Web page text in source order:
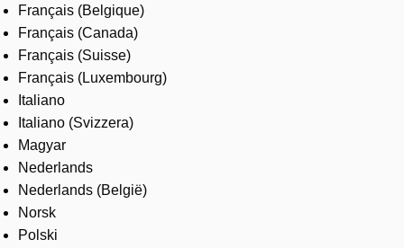
Français (Belgique)
Français (Canada)
Français (Suisse)
Français (Luxembourg)
Italiano
Italiano (Svizzera)
Magyar
Nederlands
Nederlands (België)
Norsk
Polski